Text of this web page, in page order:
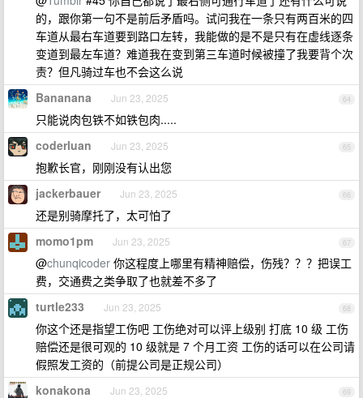
的，跟你第一句不是前后矛盾吗。试问我在一条只有两百米的四
车道从最右车道要到路口左转，我能做的是不是只有在虚线逐条
变道到最左车道？难道我在变到第三车道时候被撞了我要背个次
责？但凡骑过车也不会这么说
64
Bananana Jun 23, 2025
只能说肉包铁不如铁包肉.....
65
coderluan Jun 23, 2025
抱歉长官，刚刚没有认出您
66
jackerbauer Jun 23, 2025
还是别骑摩托了，太可怕了
67
momo1pm Jun 23, 2025
@chunqicoder 你这程度上哪里有精神赔偿，伤残？？？把误工
费，交通费之类争取了也就差不多了
68
turtle233 Jun 23, 2025
你这个还是指望工伤吧 工伤绝对可以评上级别 打底 10 级 工伤
赔偿还是很可观的 10 级就是 7 个月工资 工伤的话可以在公司请
假照发工资的（前提公司是正规公司）
69
konakona Jun 23, 2025